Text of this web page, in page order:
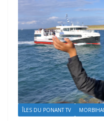
ÎLES DU PONANT TV